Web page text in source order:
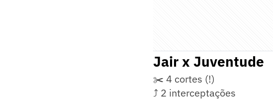
Jair x Juventude
✂️ 4 cortes (!)
⤴️ 2 interceptações